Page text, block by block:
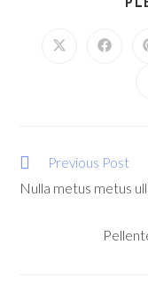
Previous Post
Nulla metus metus